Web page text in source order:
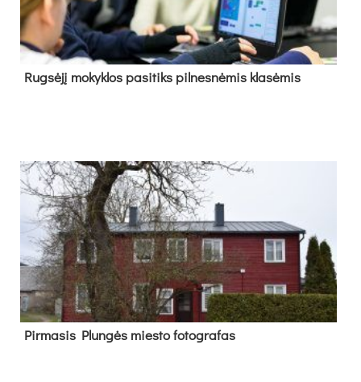
Rug­sė­jį mo­kyk­los pa­si­tiks pil­nes­nė­mis kla­sė­mis
Pir­ma­sis Plun­gės mies­to fo­tog­ra­fas